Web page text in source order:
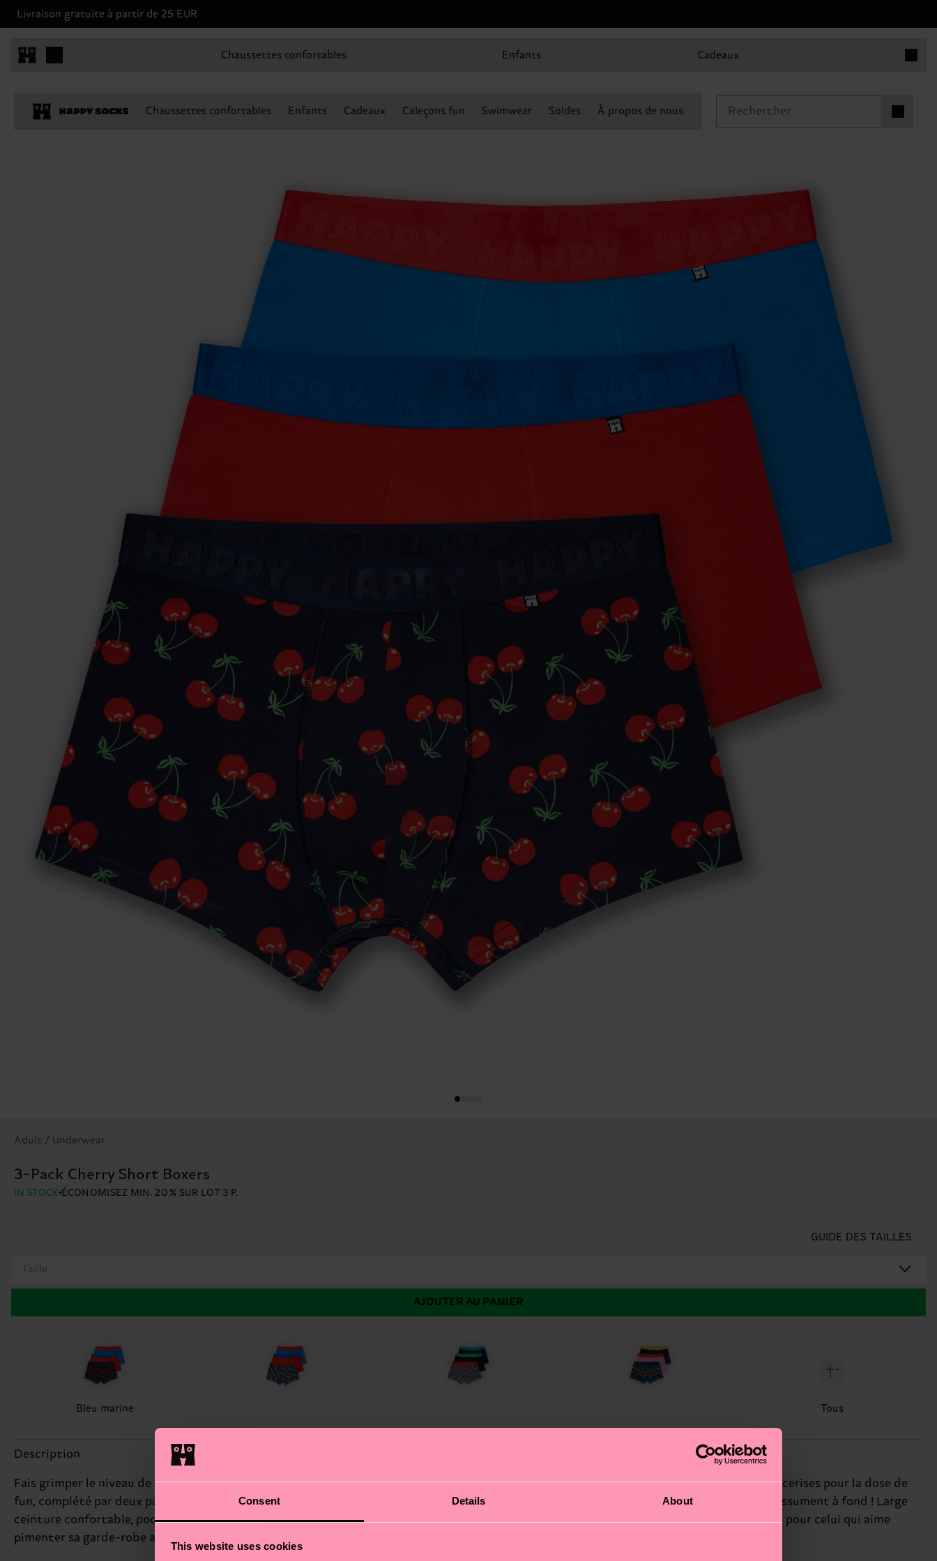
Consent Details About
This website uses cookies
Livraison gratuite à partir de 25 EUR
Chaussettes confortables Enfants Cadeaux
Chaussettes confortables Enfants Cadeaux Caleçons fun Swimwear Soldes À propos de nous
Adult / Underwear
3-Pack Cherry Short Boxers
IN STOCK ÉCONOMISEZ MIN. 20 % SUR LOT 3 P.
GUIDE DES TAILLES
Taille
AJOUTER AU PANIER
Bleu marine Tous
Description
Fais grimper le niveau de tes essentiels avec notre pack de 3 boxers courts Cherry. Un trio plein de peps : d’abord, un boxer noir couvert de cerises pour la dose de
fun, complété par deux paires aux ceintures rouges et bleues qui mettent direct la bonne humeur. Chez Happy Socks, on adore ceux qui s’assument à fond ! Large
ceinture confortable, poche généreuse et coutures bien placées : tout a été pensé pour te sentir au top du matin au soir. Le cadeau parfait pour celui qui aime
pimenter sa garde-robe avec une touche d’humour !